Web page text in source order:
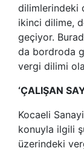
dilimlerindeki
ikinci dilime,
geçiyor.
da bordroda
vergi dilimi
‘ÇALIŞAN
Kocaeli
konuyla ilgili
üzerindeki